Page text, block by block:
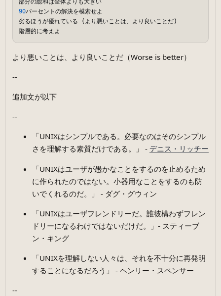
90パーセントの解決を模索せよ
劣るほうが優れている (より悪いことは、より良いことだ)
より悪いことは、より良いことだ（Worse is better）
--
追加文が以下
--
「UNIXはシンプルである。必要なのはそのシンプル
さを理解する素質だけである。」 - デニス・リッチー
「UNIXはユーザが愚かなことをするのを止めるため
に作られたのではない。小器用なことをするのも防
いでくれるのだ。」 - ダグ・グウィン
「UNIXはユーザフレンドリーだ。誰彼構わずフレン
ドリーになるわけではないだけだ。」- スティーブ
ン・キング
「UNIXを理解しない人々は、それを不十分に再発明
することになるだろう」 - ヘンリー・スペンサー
--